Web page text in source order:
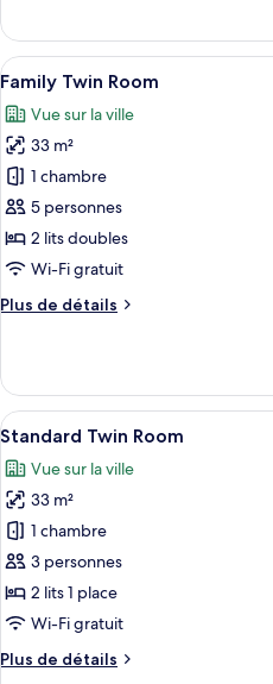
le
type
de
chambre
Suite
B
Afficher
toutes
les
photos
pour
ce
type
de
chambre :
Family
7
Family Twin Room
Vue sur la ville
33 m²
1 chambre
5 personnes
2 lits doubles
Wi-Fi gratuit
Plus de détails
Plus
le
type
de
Family
Twin
Room
Afficher
toutes
les
photos
pour
ce
type
de
chambre :
Standard
14
Standard Twin Room
Vue sur la ville
33 m²
1 chambre
3 personnes
2 lits 1 place
Wi-Fi gratuit
Plus de détails
Plus